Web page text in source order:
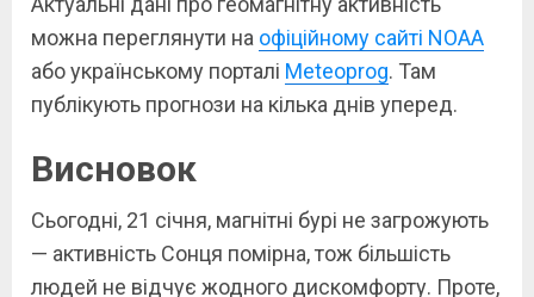
можна переглянути на офіційному сайті NOAA
або українському порталі Meteoprog. Там
публікують прогнози на кілька днів уперед.
Висновок
Сьогодні, 21 січня, магнітні бурі не загрожують
— активність Сонця помірна, тож більшість
людей не відчує жодного дискомфорту. Проте,